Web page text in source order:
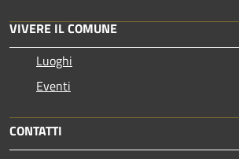
VIVERE IL COMUNE
Luoghi
Eventi
CONTATTI